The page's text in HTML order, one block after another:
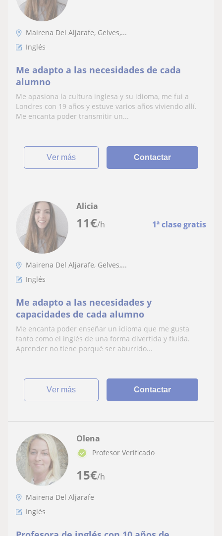
Mairena Del Aljarafe, Gelves,...
Inglés
Me adapto a las necesidades de cada
alumno
Me apasiona la cultura inglesa y su idioma, me fui a
Londres con 19 años y estuve varios años viviendo allí.
Me encanta poder transmitir un...
ver más Contactar
11€/h 1ª clase gratis
Alicia
Mairena Del Aljarafe, Gelves,...
Inglés
Me adapto a las necesidades y
capacidades de cada alumno
Me encanta poder enseñar un idioma que me gusta
tanto como el inglés de una forma divertida y fluida.
Aprender no tiene porqué ser aburrido...
ver más Contactar
15€/h
Olena
Profesor Verificado
Mairena Del Aljarafe
Inglés